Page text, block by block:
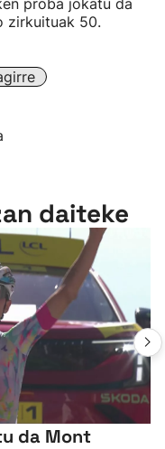
proba jokatu da
zirkuituak 50.
daiteke
da Mont